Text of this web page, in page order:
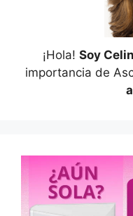
¡Hola! Soy
importancia de